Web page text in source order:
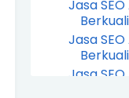
Jasa
Jasa
Jasa